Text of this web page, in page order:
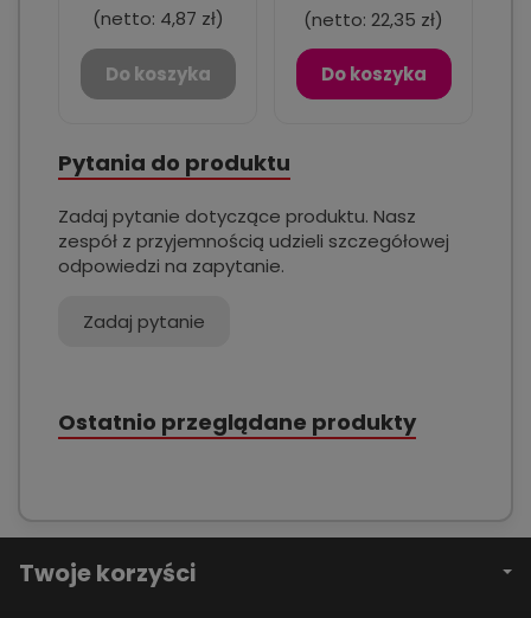
(netto: 4,87 zł)
Do koszyka
(netto: 22,35 zł)
Do koszyka
Pytania do produktu
Zadaj pytanie dotyczące produktu. Nasz
zespół z przyjemnością udzieli szczegółowej
odpowiedzi na zapytanie.
Zadaj pytanie
Ostatnio przeglądane produkty
Twoje korzyści